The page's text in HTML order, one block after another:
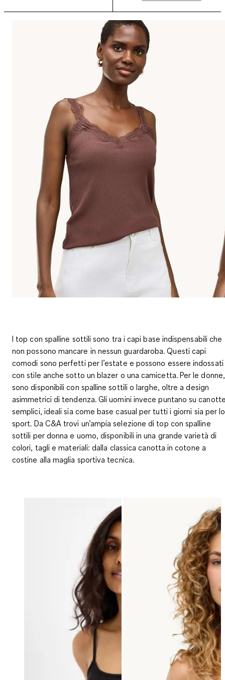
I top con spalline sottili sono tra i capi base indispensabili che
non possono mancare in nessun guardaroba. Questi capi
comodi sono perfetti per l’estate e possono essere indossati
con stile anche sotto un blazer o una camicetta. Per le donne,
sono disponibili con spalline sottili o larghe, oltre a design
asimmetrici di tendenza. Gli uomini invece puntano su
semplici, ideali sia come base casual per tutti i giorni sia per lo
sport. Da C&A trovi un’ampia selezione di top con spalline
sottili per donna e uomo, disponibili in una grande varietà di
colori, tagli e materiali: dalla classica canotta in cotone a
costine alla maglia sportiva tecnica.